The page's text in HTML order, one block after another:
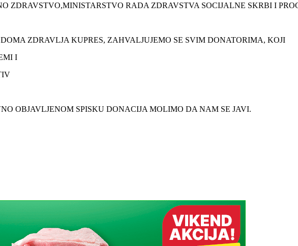
ZDRAVSTVO,MINISTARSTVO RADA ZDRAVSTVA SOCIJALNE SKRBI I
ZDRAVLJA KUPRES, ZAHVALJUJEMO SE SVIM DONATORIMA, KOJI
I
OBJAVLJENOM SPISKU DONACIJA MOLIMO DA NAM SE JAVI.